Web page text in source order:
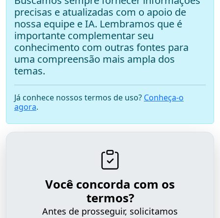
precisas e atualizadas com o apoio de
nossa equipe e IA. Lembramos que é
importante complementar seu
conhecimento com outras fontes para
uma compreensão mais ampla dos
temas.
Já conhece nossos termos de uso? Conheça-o
agora.
Você concorda com os
termos?
Antes de prosseguir, solicitamos